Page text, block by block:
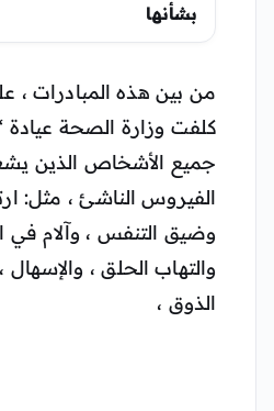
بشأنها
من بين هذه المبادرات ،
كلفت وزارة الصحة عيادة
جميع الأشخاص الذين
الفيروس الناشئ ، مثل:
وضيق التنفس ، وآلام في
والتهاب الحلق ، والإسهال
الذوق ،